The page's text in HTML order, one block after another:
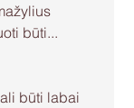
būti...
būti labai